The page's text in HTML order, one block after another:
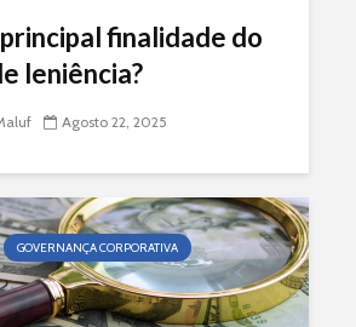
finalidade do
leniência?
Agosto 22, 2025
GOVERNANÇA CORPORATIVA